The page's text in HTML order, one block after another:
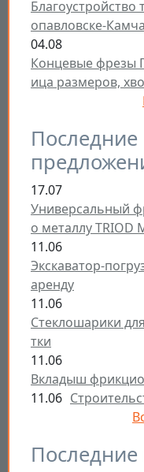
опавловске-
04.08
Концевые фрезы
ица размеров,
Последние
17.07
Универсальный
о металлу TRIOD
11.06
Экскаватор-
аренду
11.06
Стеклошарики
тки
11.06
Вкладыш
11.06
Последние